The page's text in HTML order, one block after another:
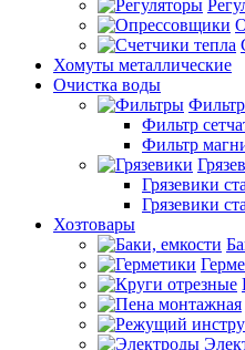
Хомуты металлические
Очистка воды
Фильтр
Фильтр
Грязевики
Грязевики
Хозтовары